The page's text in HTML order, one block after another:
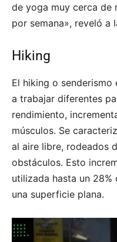
de yoga muy cerca de
por semana», reveló a
Hiking
El hiking o senderismo
a trabajar diferentes
rendimiento,
músculos. Se
al aire libre, rodeados
obstáculos. Esto
utilizada hasta un
una superficie plana.